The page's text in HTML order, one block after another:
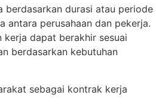
berdasarkan durasi atau periode
antara perusahaan dan pekerja.
kerja dapat berakhir sesuai
berdasarkan kebutuhan
sebagai kontrak kerja